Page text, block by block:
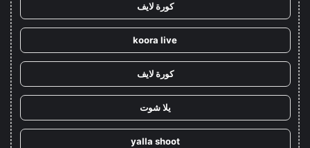
كورة لايف
koora live
كورة لايف
يلا شوت
yalla shoot